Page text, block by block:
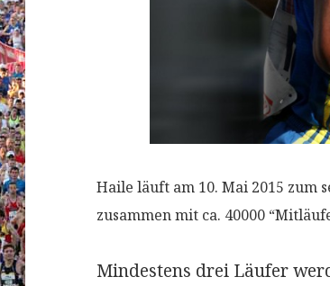
Haile läuft am 10. Mai 2015 zum
zusammen mit ca. 40000
Mindestens drei Läufer